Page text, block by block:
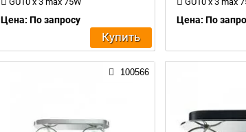
Цена: По запросу
Купить
Цена: По
100566